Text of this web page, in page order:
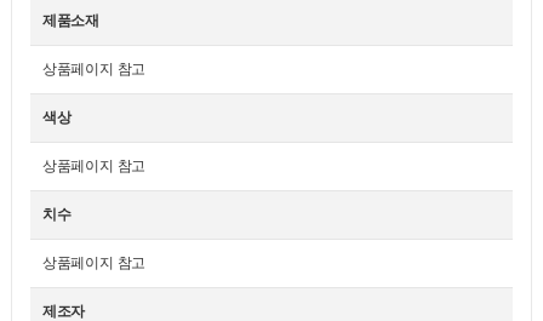
제품소재
상품페이지 참고
색상
상품페이지 참고
치수
상품페이지 참고
제조자